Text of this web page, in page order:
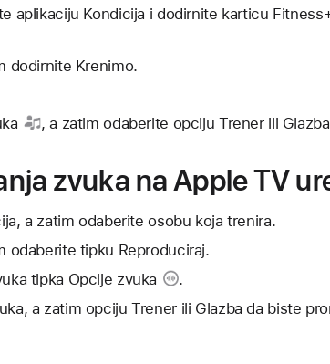
aplikaciju Kondicija i dodirnite karticu
dodirnite Krenimo.
, a zatim odaberite opciju Trener ili
zvuka na Apple TV
a zatim odaberite osobu koja trenira.
odaberite tipku Reproduciraj.
tipka Opcije zvuka
.
a zatim opciju Trener ili Glazba da biste